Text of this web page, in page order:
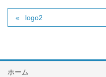
logo2
ホーム